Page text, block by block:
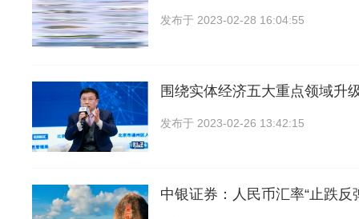
发布于 2023-02-28 16:04:55
围绕实体经济五大重点领域升
发布于 2023-02-26 13:42:15
中银证券：人民币汇率“止跌反